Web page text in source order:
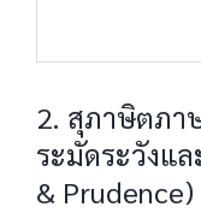
2. สุภาษิตภา
ระมัดระวังแ
& Prudence)